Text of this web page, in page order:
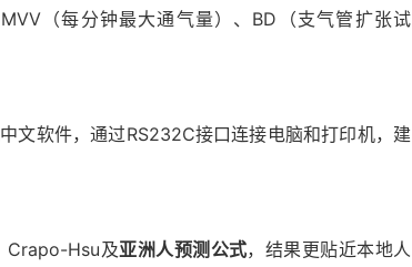
（每分钟最大通气量）、BD（支气管扩张试
文软件，通过RS232C接口连接电脑和打印机，建
Crapo-Hsu及亚洲人预测公式，结果更贴近本地人